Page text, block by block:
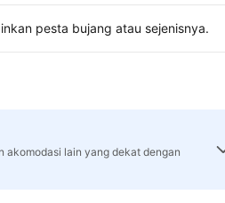
pesta bujang atau sejenisnya.
akomodasi lain yang dekat dengan